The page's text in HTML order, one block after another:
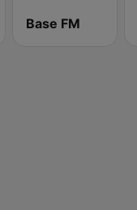
Base FM